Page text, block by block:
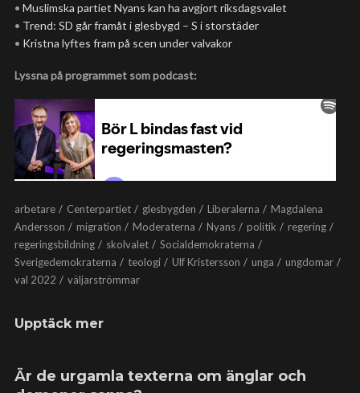
• Muslimska partiet Nyans kan ha avgjort riksdagsvalet
• Trend: SD går framåt i glesbygd – S i storstäder
• Kristna lyftes fram på scen under valvakor
Lyssna på programmet som podcast:
arbetare Centerpartiet glesbygden Liberalerna
Magdalena
Andersson
migration Moderaterna Nyans politik
regering
regeringsbildning
skolvalet
Socialdemokraterna
Sverigedemokraterna
teologi Ulf Kristersson unga
ungdomar
val 2022
väljarströmmar
Upptäck mer
Är de urgamla texterna om änglar och